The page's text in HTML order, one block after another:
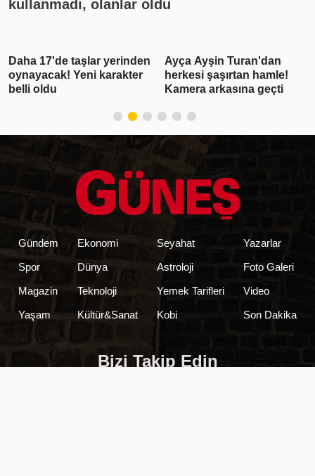
kullanmadı, olanlar oldu
Daha 17'de taşlar yerinden
oynayacak! Yeni karakter
belli oldu
Ayça Ayşin Turan'dan
herkesi şaşırtan hamle!
Kamera arkasına geçti
Gündem
Spor
Magazin
Yaşam
Ekonomi
Dünya
Teknoloji
Kültür&Sanat
Seyahat
Astroloji
Yemek Tarifleri
Kobi
Yazarlar
Foto Galeri
Video
Son Dakika
Bizi Takip Edin